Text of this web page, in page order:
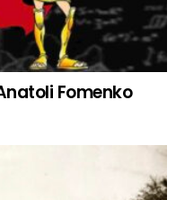
Fomenko